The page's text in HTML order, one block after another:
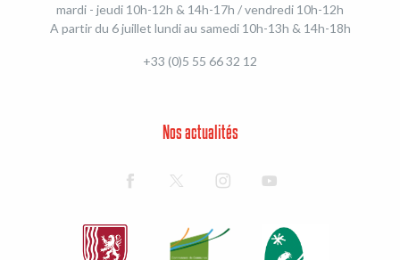
mardi - jeudi 10h-12h & 14h-17h / vendredi 10h-12h
A partir du 6 juillet lundi au samedi 10h-13h & 14h-18h
+33 (0)5 55 66 32 12
Nos actualités